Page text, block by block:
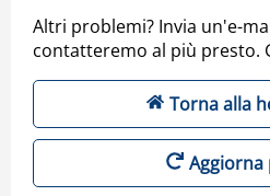
Altri problemi? Invia un'e-
contatteremo al più presto.
Torna alla
Aggiorna